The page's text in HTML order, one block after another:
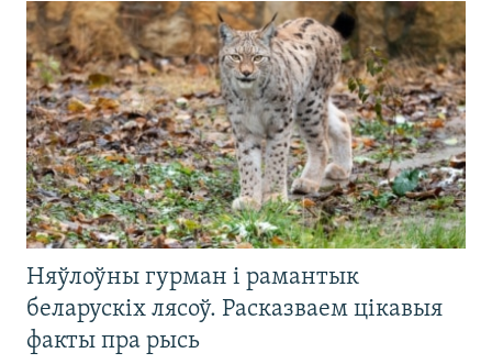
Няўлоўны гурман і рамантык
беларускіх лясоў. Расказваем цікавыя
факты пра рысь